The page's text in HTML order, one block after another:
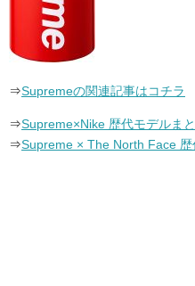
⇒Supremeの関連記事はコチラ
⇒Supreme×Nike 歴代モデルま
⇒Supreme × The North Face 歴